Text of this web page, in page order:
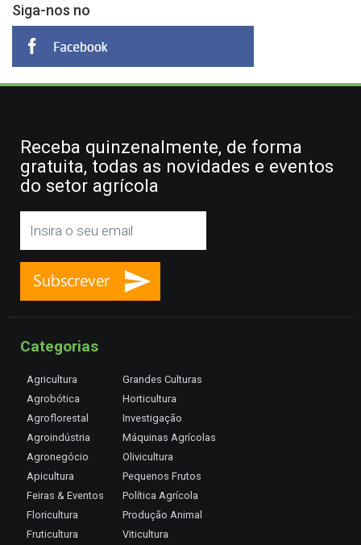
Siga-nos no
Receba quinzenalmente, de forma
gratuita, todas as novidades e eventos
do setor agrícola
Categorias
Agricultura
Agrobótica
Agroflorestal
Agroindústria
Agronegócio
Apicultura
Feiras & Eventos
Floricultura
Fruticultura
Grandes Culturas
Horticultura
Investigação
Máquinas Agrícolas
Olivicultura
Pequenos Frutos
Política Agrícola
Produção Animal
Viticultura